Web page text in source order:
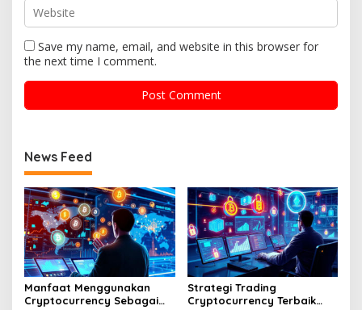
Save my name, email, and website in this browser for
the next time I comment.
News Feed
Manfaat Menggunakan
Cryptocurrency Sebagai
Strategi Trading
Cryptocurrency Terbaik